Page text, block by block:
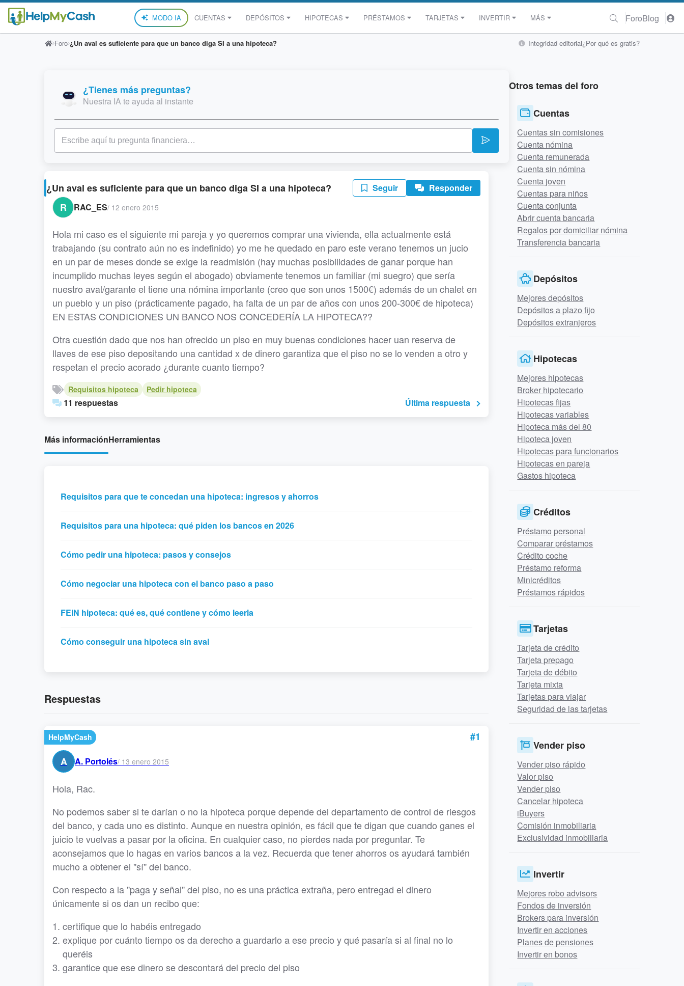
MODO IA CUENTAS DEPÓSITOS HIPOTECAS PRÉSTAMOS TARJETAS INVERTIR MÁS ForoBlog
Integridad editorial¿Por qué es gratis?
Foro ¿Un aval es suficiente para que un banco diga SI a una hipoteca?
¿Tienes más preguntas?
Nuestra IA te ayuda al instante
¿Un aval es suficiente para que un banco diga SI a una hipoteca? Seguir Responder
R RAC_ES/ 12 enero 2015
Hola mi caso es el siguiente mi pareja y yo queremos comprar una vivienda, ella actualmente está
trabajando (su contrato aún no es indefinido) yo me he quedado en paro este verano tenemos un jucio
en un par de meses donde se exige la readmisión (hay muchas posibilidades de ganar porque han
incumplido muchas leyes según el abogado) obviamente tenemos un familiar (mi suegro) que sería
nuestro aval/garante el tiene una nómina importante (creo que son unos 1500€) además de un chalet en
un pueblo y un piso (prácticamente pagado, ha falta de un par de años con unos 200-300€ de hipoteca)
EN ESTAS CONDICIONES UN BANCO NOS CONCEDERÍA LA HIPOTECA??
Otra cuestión dado que nos han ofrecido un piso en muy buenas condiciones hacer uan reserva de
llaves de ese piso depositando una cantidad x de dinero garantiza que el piso no se lo venden a otro y
respetan el precio acorado ¿durante cuanto tiempo?
Requisitos hipoteca Pedir hipoteca
11 respuestas Última respuesta
Más informaciónHerramientas
Requisitos para que te concedan una hipoteca: ingresos y ahorros
Requisitos para una hipoteca: qué piden los bancos en 2026
Cómo pedir una hipoteca: pasos y consejos
Cómo negociar una hipoteca con el banco paso a paso
FEIN hipoteca: qué es, qué contiene y cómo leerla
Cómo conseguir una hipoteca sin aval
Respuestas
HelpMyCash
#1
A
A. Portolés/ 13 enero 2015
Hola, Rac.
No podemos saber si te darían o no la hipoteca porque depende del departamento de control de riesgos
del banco, y cada uno es distinto. Aunque en nuestra opinión, es fácil que te digan que cuando ganes el
juicio te vuelvas a pasar por la oficina. En cualquier caso, no pierdes nada por preguntar. Te
aconsejamos que lo hagas en varios bancos a la vez. Recuerda que tener ahorros os ayudará también
mucho a obtener el "sí" del banco.
Con respecto a la "paga y señal" del piso, no es una práctica extraña, pero entregad el dinero
únicamente si os dan un recibo que:
certifique que lo habéis entregado
explique por cuánto tiempo os da derecho a guardarlo a ese precio y qué pasaría si al final no lo
queréis
garantice que ese dinero se descontará del precio del piso
Otros temas del foro
Cuentas
Cuentas sin comisiones
Cuenta nómina
Cuenta remunerada
Cuenta sin nómina
Cuenta joven
Cuentas para niños
Cuenta conjunta
Abrir cuenta bancaria
Regalos por domiciliar nómina
Transferencia bancaria
Depósitos
Mejores depósitos
Depósitos a plazo fijo
Depósitos extranjeros
Hipotecas
Mejores hipotecas
Broker hipotecario
Hipotecas fijas
Hipotecas variables
Hipoteca más del 80
Hipoteca joven
Hipotecas para funcionarios
Hipotecas en pareja
Gastos hipoteca
Créditos
Préstamo personal
Comparar préstamos
Crédito coche
Préstamo reforma
Minicréditos
Préstamos rápidos
Tarjetas
Tarjeta de crédito
Tarjeta prepago
Tarjeta de débito
Tarjeta mixta
Tarjetas para viajar
Seguridad de las tarjetas
Vender piso
Vender piso rápido
Valor piso
Vender piso
Cancelar hipoteca
iBuyers
Comisión inmobiliaria
Exclusividad inmobiliaria
Invertir
Mejores robo advisors
Fondos de inversión
Brokers para inversión
Invertir en acciones
Planes de pensiones
Invertir en bonos